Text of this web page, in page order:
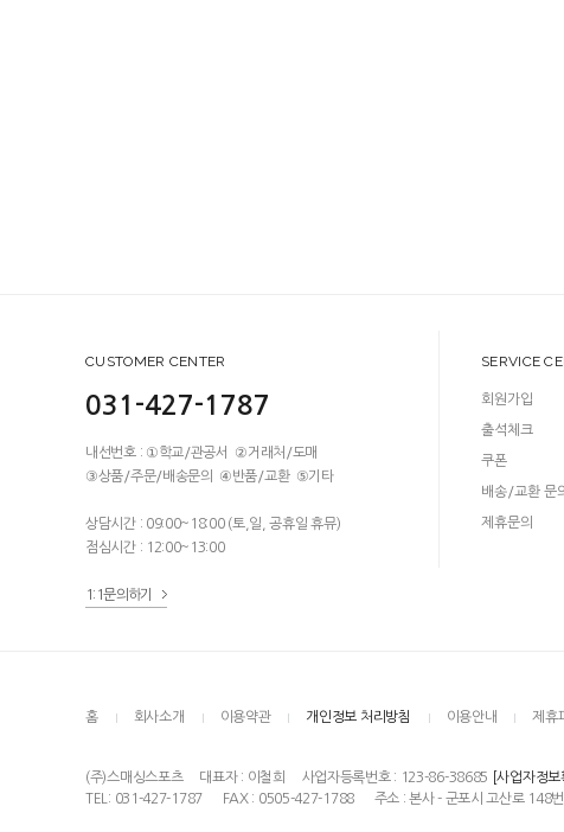
CUSTOMER CENTER
031-427-1787
내선번호 : ①학교/관공서 ②거래처/도매
③상품/주문/배송문의 ④반품/교환 ⑤기타
상담시간 : 09:00~18:00 (토,일, 공휴일 휴뮤)
점심시간 : 12:00~13:00
1:1문의하기
SERVICE
회원가입
출석체크
쿠폰
배송/교환 문
제휴문의
홈 회사소개 이용약관 개인정보 처리방침 이용안내 제휴
(주)스매싱스포츠 대표자 : 이철희 사업자등록번호 : 123-86-38685 [사업자정보
TEL: 031-427-1787
FAX : 0505-427-1788 주소 : 본사 - 군포시 고산로 148